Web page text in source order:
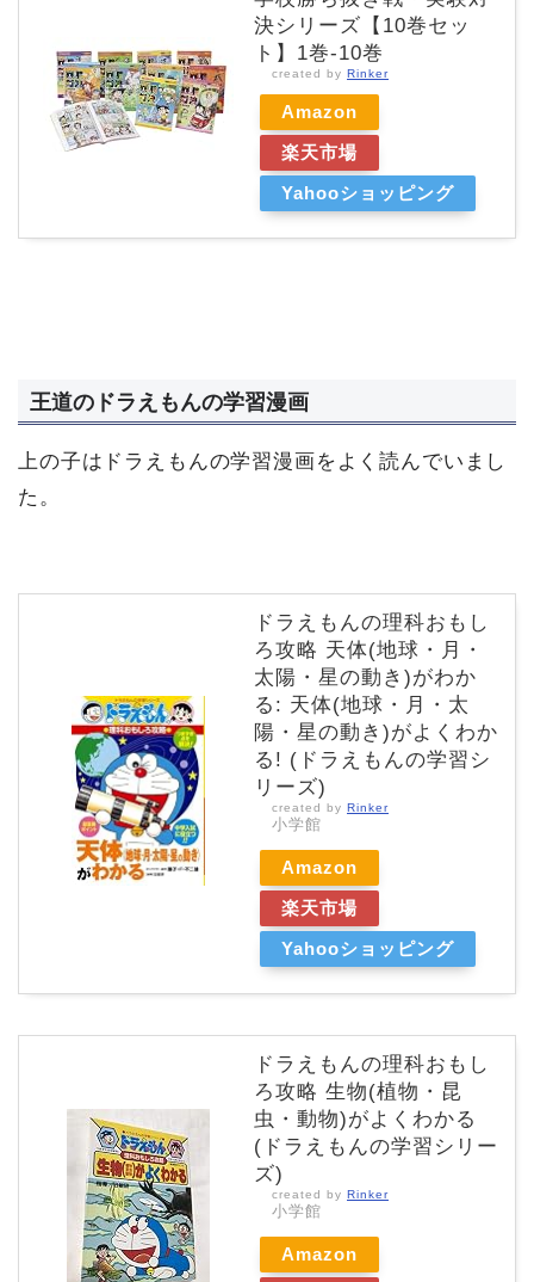
決シリーズ【10巻セッ
ト】1巻-10巻
created by Rinker
Amazon
楽天市場
Yahooショッピング
王道のドラえもんの学習漫画
上の子はドラえもんの学習漫画をよく読んでいまし
た。
ドラえもんの理科おもし
ろ攻略 天体(地球・月・
太陽・星の動き)がわか
る: 天体(地球・月・太
陽・星の動き)がよくわか
る! (ドラえもんの学習シ
リーズ)
created by Rinker
小学館
Amazon
楽天市場
Yahooショッピング
ドラえもんの理科おもし
ろ攻略 生物(植物・昆
虫・動物)がよくわかる
(ドラえもんの学習シリー
ズ)
created by Rinker
小学館
Amazon